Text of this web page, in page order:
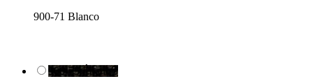
900-71 Blanco
900-75 Ébano